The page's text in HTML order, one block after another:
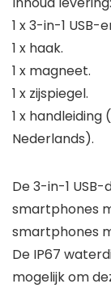
1 x 3-in-1 USB-
1 x haak.
1 x magneet.
1 x zijspiegel.
1 x
Nederlands).
De 3-in-1
smartphones
smartphones
De IP67
mogelijk om